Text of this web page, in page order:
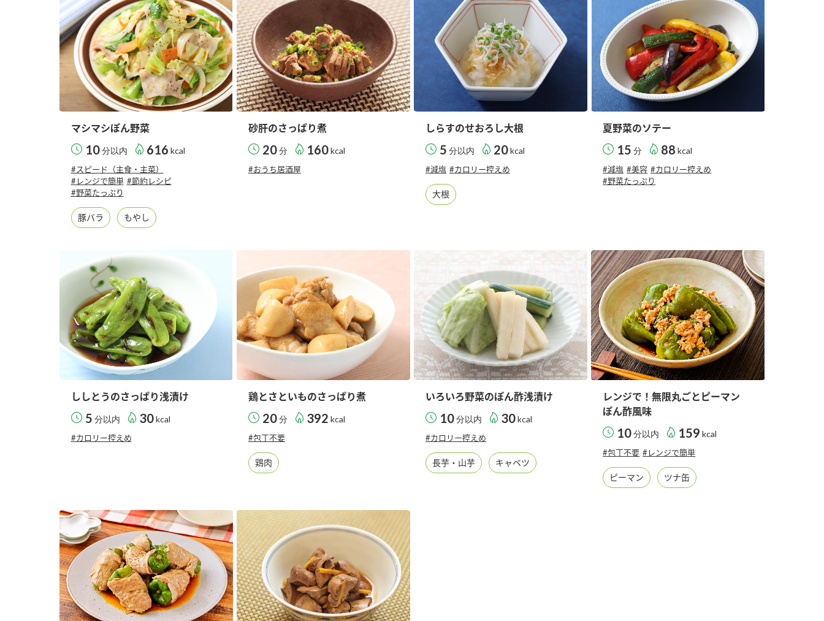
マシマシぽん野菜
10分以内 616 kcal
#スピード（主食・主菜）
#レンジで簡単 #節約レシピ
#野菜たっぷり
豚バラ もやし
砂肝のさっぱり煮
20分 160kcal
#おうち居酒屋
しらすのせおろし大根
5 分以内 20kcal
#減塩 #カロリー控えめ
大根
夏野菜のソテー
15 分 88 kcal
#減塩 #美容 #カロリー控えめ
#野菜たっぷり
ししとうのさっぱり浅漬け
5 分以内 30 kcal
#カロリー控えめ
鶏とさといものさっぱり煮
20分 392 kcal
#包丁不要
鶏肉
いろいろ野菜のぽん酢浅漬け
10分以内 30kcal
#カロリー控えめ
長芋・山芋 キャベツ
レンジで！無限丸ごとピーマン
ぽん酢風味
10分以内 159 kcal
#包丁不要 #レンジで簡単
ピーマン ツナ缶